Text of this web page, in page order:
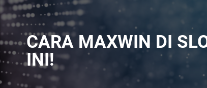
S
k
p
o
c
o
CARA MAXWIN DI
INI!